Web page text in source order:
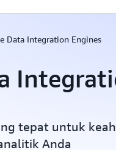
Data Integration Engines
tepat untuk
Anda